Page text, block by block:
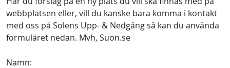
webbplatsen eller, vill du kanske bara komma i kontakt
med oss på Solens Upp- & Nedgång så kan du använda
formuläret nedan. Mvh, Suon.se
Namn: